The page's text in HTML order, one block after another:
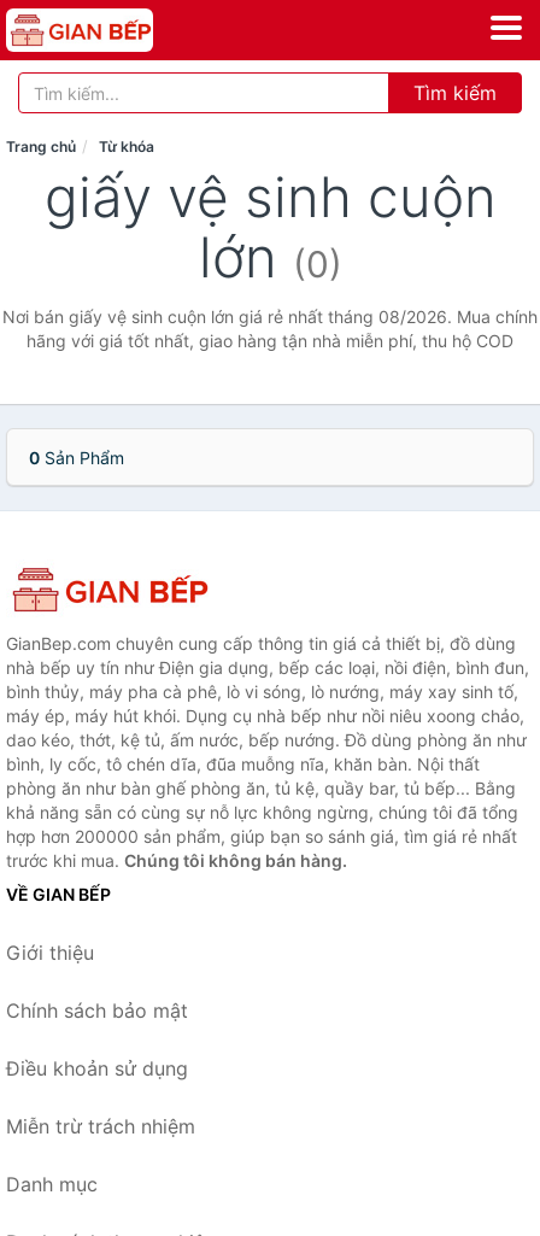
Tìm kiếm
Trang chủ Từ khóa
giấy vệ sinh cuộn
lớn (0)
Nơi bán giấy vệ sinh cuộn lớn giá rẻ nhất tháng 08/2026. Mua chính
hãng với giá tốt nhất, giao hàng tận nhà miễn phí, thu hộ COD
0 Sản Phẩm
GianBep.com chuyên cung cấp thông tin giá cả thiết bị, đồ dùng
nhà bếp uy tín như Điện gia dụng, bếp các loại, nồi điện, bình đun,
bình thủy, máy pha cà phê, lò vi sóng, lò nướng, máy xay sinh tố,
máy ép, máy hút khói. Dụng cụ nhà bếp như nồi niêu xoong chảo,
dao kéo, thớt, kệ tủ, ấm nước, bếp nướng. Đồ dùng phòng ăn như
bình, ly cốc, tô chén dĩa, đũa muỗng nĩa, khăn bàn. Nội thất
phòng ăn như bàn ghế phòng ăn, tủ kệ, quầy bar, tủ bếp... Bằng
khả năng sẵn có cùng sự nỗ lực không ngừng, chúng tôi đã tổng
hợp hơn 200000 sản phẩm, giúp bạn so sánh giá, tìm giá rẻ nhất
trước khi mua. Chúng tôi không bán hàng.
VỀ GIAN BẾP
Giới thiệu
Chính sách bảo mật
Điều khoản sử dụng
Miễn trừ trách nhiệm
Danh mục